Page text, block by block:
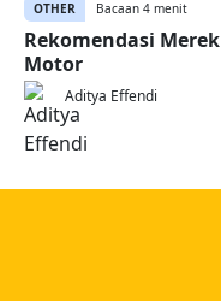
OTHER Bacaan 4 menit
Rekomendasi
Motor
Aditya Effendi